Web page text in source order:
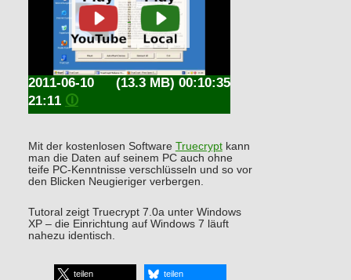
(13.3 MB) 00:10:35
2011-06-10
21:11 🛈
Mit der kostenlosen Software Truecryptkann
man die Daten auf seinem PC auch ohne
teife PC-Kenntnisse verschlüsseln und so vor
den Blicken Neugieriger verbergen.
Tutoral zeigt Truecrypt 7.0a unter Windows
XP – die Einrichtung auf Windows 7 läuft
nahezu identisch.
teilen teilen